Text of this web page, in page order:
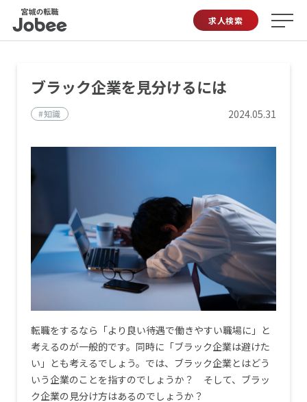
求人検索
ブラック企業を見分けるには
#知識 2024.05.31
転職をするなら「より良い待遇で働きやすい職場に」と
考えるのが一般的です。同時に「ブラック企業は避けた
い」とも考えるでしょう。では、ブラック企業とはどう
いう企業のことを指すのでしょうか？ そして、ブラッ
ク企業の見分け方はあるのでしょうか？